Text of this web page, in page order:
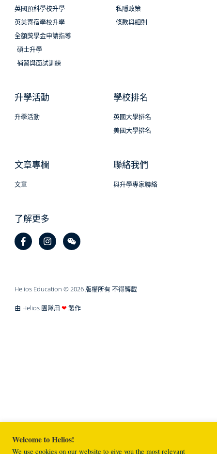
英國預科學校升學
英美寄宿學校升學
全額獎學金申請指導
碩士升學
補習與面試訓練
私隱政策
條款與細則
升學活動
升學活動
學校排名
英國大學排名
美國大學排名
文章專欄
文章
聯絡我們
與升學專家聯絡
了解更多
Helios Education © 2026 版權所有 不得轉載
由 Helios 團隊用 ❤製作
Welcome to Helios!
We use cookies on our website to give you the most relevant